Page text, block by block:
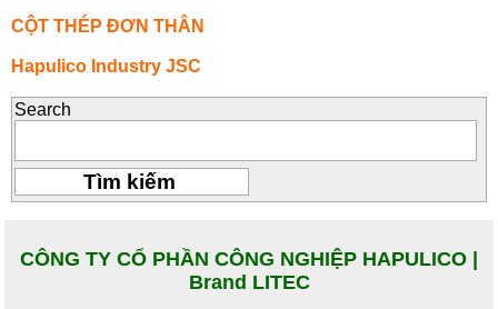
CỘT THÉP ĐƠN THÂN
Hapulico Industry JSC
Search
CÔNG TY CỔ PHẦN CÔNG NGHIỆP HAPULICO |
Brand LITEC